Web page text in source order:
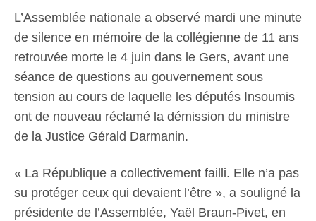
L’Assemblée nationale a observé mardi une minute
de silence en mémoire de la collégienne de 11 ans
retrouvée morte le 4 juin dans le Gers, avant une
séance de questions au gouvernement sous
tension au cours de laquelle les députés Insoumis
ont de nouveau réclamé la démission du ministre
de la Justice Gérald Darmanin.
« La République a collectivement failli. Elle n’a pas
su protéger ceux qui devaient l’être », a souligné la
présidente de l’Assemblée, Yaël Braun-Pivet, en